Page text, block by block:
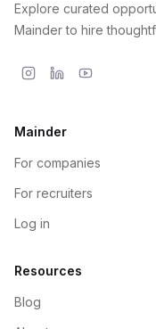
Explore curated
Mainder to hire
Mainder
For companies
For recruiters
Log in
Resources
Blog